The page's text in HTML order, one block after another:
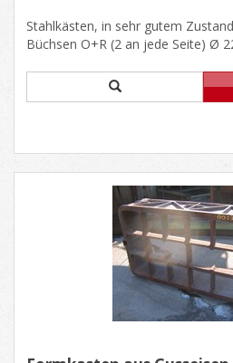
Stahlkästen, in sehr gutem
Büchsen O+R (2 an jede Seite) Ø